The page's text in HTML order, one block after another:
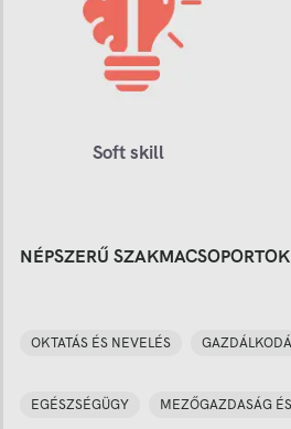
Soft skill
NÉPSZERŰ SZAKMACSOPORTOK
OKTATÁS ÉS NEVELÉS
EGÉSZSÉGÜGY MEZŐGAZDASÁG